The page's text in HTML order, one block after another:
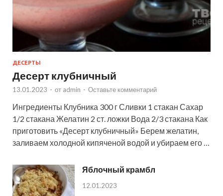
ДЕСЕРТЫ
Десерт клубничный
13.01.2023 - от admin - Оставьте комментарий
Ингредиенты Клубника 300 г Сливки 1 стакан Сахар
1/2 стакана Желатин 2 ст. ложки Вода 2/3 стакана Как
приготовить «Десерт клубничный» Берем желатин,
заливаем холодной кипяченой водой и убираем его …
Яблочный крамбл
12.01.2023